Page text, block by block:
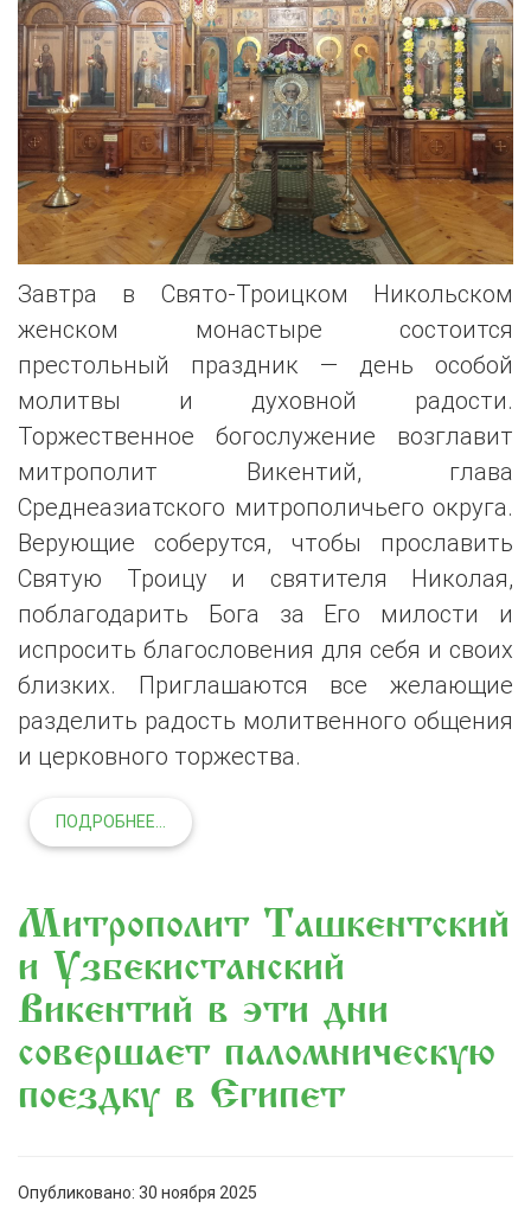
Завтра в Свято-Троицком Никольском
женском монастыре состоится
престольный праздник — день особой
молитвы и духовной радости.
Торжественное богослужение возглавит
митрополит Викентий, глава
Среднеазиатского митрополичьего округа.
Верующие соберутся, чтобы прославить
Святую Троицу и святителя Николая,
поблагодарить Бога за Его милости и
испросить благословения для себя и своих
близких. Приглашаются все желающие
разделить радость молитвенного общения
и церковного торжества.
ПОДРОБНЕЕ...
Митрополит Ташкентский
и Узбекистанский
Викентий в эти дни
совершает паломническую
поездку в Египет
Опубликовано: 30 ноября 2025